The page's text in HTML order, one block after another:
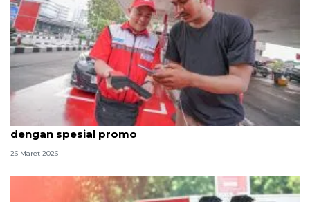
Pertamina Patra Niaga tingkatkan layanan Lebaran
dengan spesial promo
26 Maret 2026